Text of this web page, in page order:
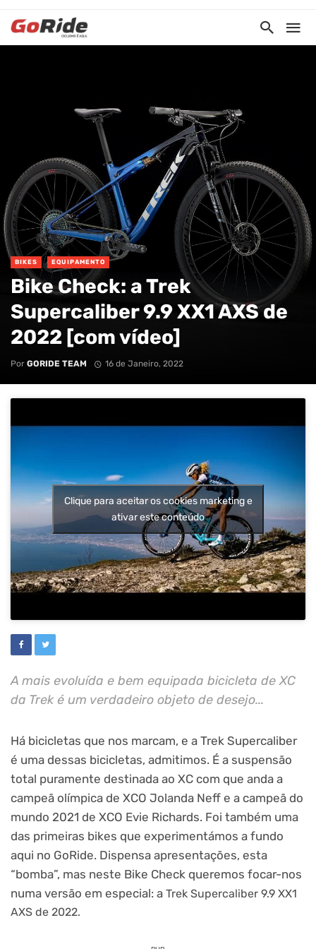
BIKES EQUIPAMENTO
Bike Check: a Trek
Supercaliber 9.9 XX1 AXS de
2022 [com vídeo]
Por GORIDE TEAM 16 de Janeiro, 2022
Clique para aceitar os cookies marketing e
ativar este conteúdo
A mais evoluída e bem equipada bicicleta de XC
da Trek é um verdadeiro objeto de desejo...
Há bicicletas que nos marcam, e a Trek Supercaliber
é uma dessas bicicletas, admitimos. É a suspensão
total puramente destinada ao XC com que anda a
campeã olímpica de XCO Jolanda Neff e a campeã do
mundo 2021 de XCO Evie Richards. Foi também uma
das primeiras bikes que experimentámos a fundo
aqui no GoRide. Dispensa apresentações, esta
“bomba”, mas neste Bike Check queremos focar-nos
numa versão em especial: a Trek Supercaliber 9.9 XX1
AXS de 2022.